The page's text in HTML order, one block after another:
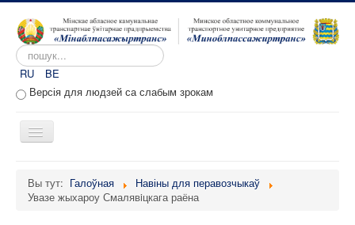
Пошук...
RU
BE
Версія для людзей са слабым зрокам
Toggle
Аб прадпрыемстве
Вы тут: Галоўная
Навіны для перавозчыкаў
Увазе жыхароу Смалявiцкага раёна